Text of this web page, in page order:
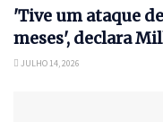
'Tive um ataque
meses', declara
JULHO 14, 2026